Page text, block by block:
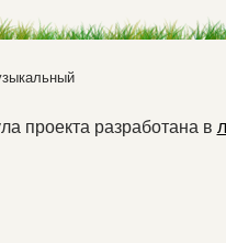
проекта разработана в